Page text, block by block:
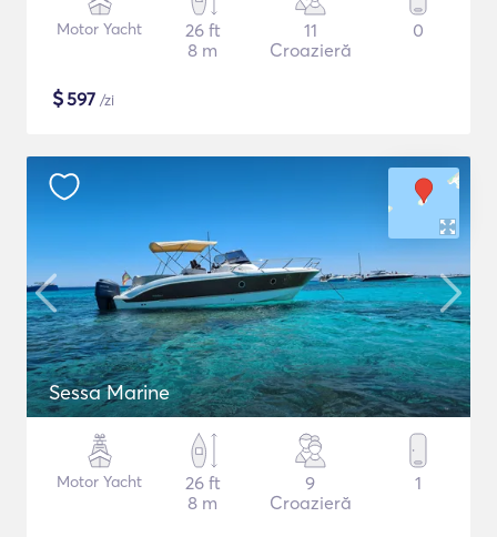
Motor Yacht
26 ft
8 m
11
Croazieră
0
$597 /zi
Sessa Marine
Motor Yacht
26 ft
8 m
9
Croazieră
1